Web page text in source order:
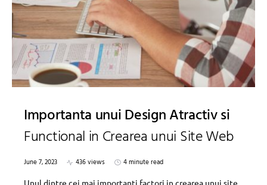
Importanta unui Design Atractiv si
Functional in Crearea unui Site Web
June 7, 2023 436 views
4 minute read
Unul dintre cei mai importanti factori in crearea unui site